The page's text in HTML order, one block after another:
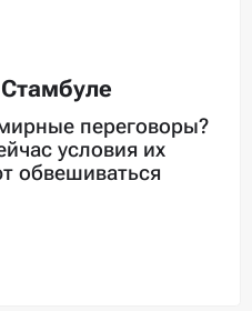
переговоры?
условия их
обвешиваться